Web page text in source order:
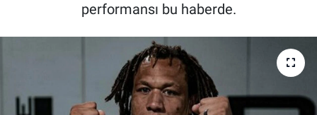
performansı bu haberde.